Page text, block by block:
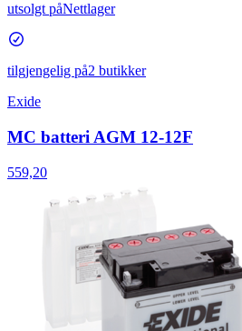
utsolgt påNettlager
tilgjengelig på2 butikker
Exide
MC batteri AGM 12-12F
559,20